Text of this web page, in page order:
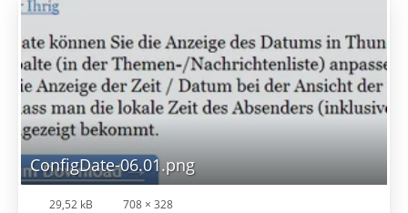
ConfigDate-06.01.png
29,52 kB 708 × 328